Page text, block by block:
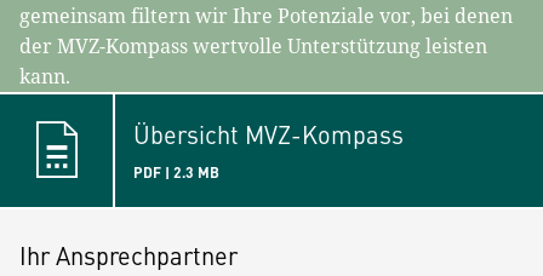
gemeinsam filtern wir Ihre Potenziale vor, bei denen
der MVZ-Kompass wertvolle Unterstützung leisten
kann.
Übersicht MVZ-Kompass
PDF | 2.3 MB
Ihr Ansprechpartner